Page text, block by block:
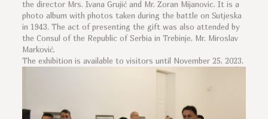
the director Mrs. Ivana Grujić and Mr. Zoran Mijanovic. It is a
photo album with photos taken during the battle on Sutjeska
in 1943. The act of presenting the gift was also attended by
the Consul of the Republic of Serbia in Trebinje, Mr. Miroslav
Marković.
The exhibition is available to visitors until November 25, 2023.